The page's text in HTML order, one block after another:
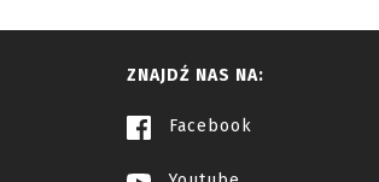
ZNAJDŹ NAS NA:
Facebook